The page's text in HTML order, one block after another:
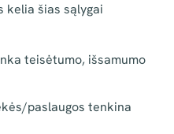
kelia šias sąlygai
teisėtumo, išsamumo
paslaugos tenkina